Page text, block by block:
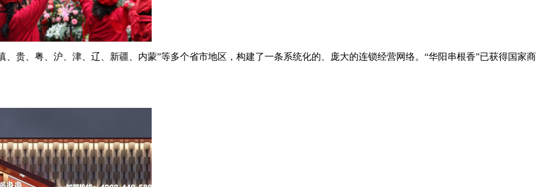
、贵、粤、沪、津、辽、新疆、内蒙”等多个省市地区，构建了一条系统化的、庞大的连锁经营网络。“华阳串根香”已获得国家商